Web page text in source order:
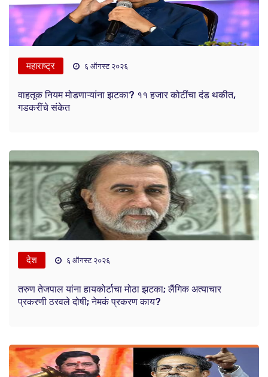
महाराष्ट्र ६ ऑगस्ट २०२६
वाहतूक नियम मोडणाऱ्यांना झटका? ११ हजार कोटींचा दंड थकीत,
गडकरींचे संकेत
देश ६ ऑगस्ट २०२६
तरुण तेजपाल यांना हायकोर्टाचा मोठा झटका; लैंगिक अत्याचार
प्रकरणी ठरवले दोषी; नेमकं प्रकरण काय?